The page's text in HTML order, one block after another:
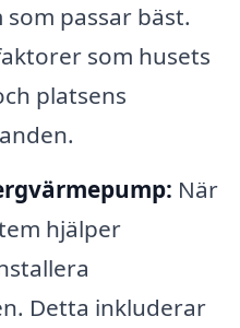
passar bäst.
som husets
platsens
När
hjälper
Detta inkluderar